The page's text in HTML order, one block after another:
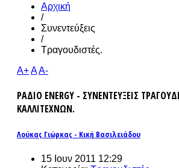
Αρχική
/
Συνεντεύξεις
/
Τραγουδιστές.
A+AA-
ΡΑΔΙΟ ENERGY - ΣΥΝΕΝΤΕΥΞΕΙΣ
ΚΑΛΛΙΤΕΧΝΩΝ.
Λούκας Γιώρκας - Κική Βασιλειάδου
15 Ιουν 2011 12:29